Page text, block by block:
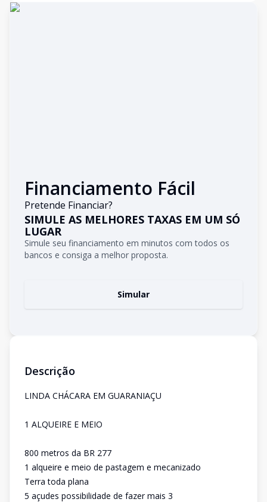
Financiamento Fácil
Pretende Financiar?
SIMULE AS MELHORES TAXAS EM UM SÓ
LUGAR
Simule seu financiamento em minutos com todos os
bancos e consiga a melhor proposta.
Simular
Descrição
LINDA CHÁCARA EM GUARANIAÇU
1 ALQUEIRE E MEIO
800 metros da BR 277
1 alqueire e meio de pastagem e mecanizado
Terra toda plana
5 açudes possibilidade de fazer mais 3